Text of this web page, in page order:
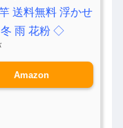
送料無料 浮かせ
冬 雨 花粉 ◇
Amazon